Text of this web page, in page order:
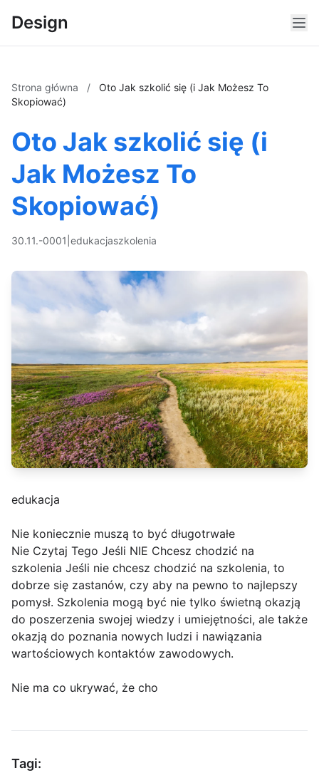
Design
Strona główna /
Oto Jak szkolić się (i Jak Możesz To
Skopiować)
Oto Jak szkolić się (i
Jak Możesz To
Skopiować)
30.11.-0001 edukacjaszkolenia
edukacja
Nie koniecznie muszą to być długotrwałe
Nie Czytaj Tego Jeśli NIE Chcesz chodzić na
szkolenia Jeśli nie chcesz chodzić na szkolenia, to
dobrze się zastanów, czy aby na pewno to najlepszy
pomysł. Szkolenia mogą być nie tylko świetną okazją
do poszerzenia swojej wiedzy i umiejętności, ale także
okazją do poznania nowych ludzi i nawiązania
wartościowych kontaktów zawodowych.
Nie ma co ukrywać, że cho
Tagi: